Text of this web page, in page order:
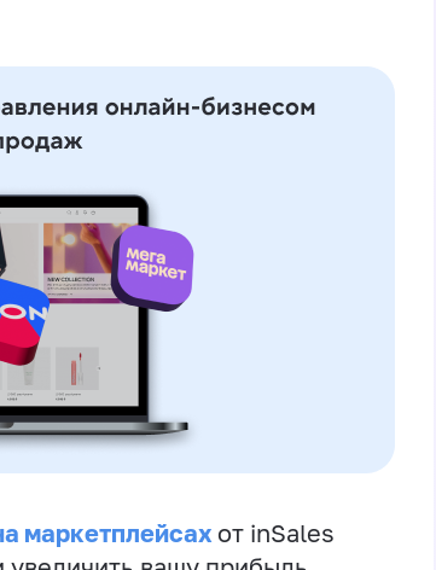
маркетплейсах от inSales